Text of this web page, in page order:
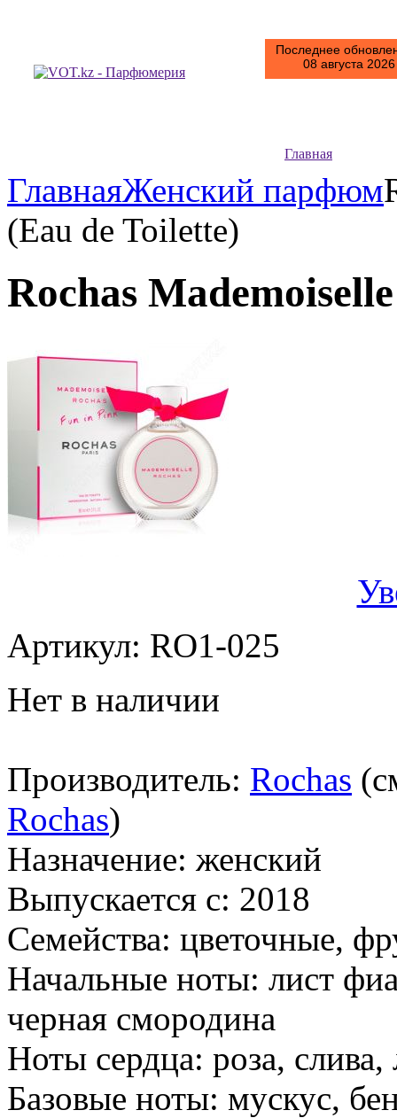
Последнее
08 августа
Главная
ГлавнаяЖенский парфюм
(Eau de Toilette)
Rochas
Артикул: RO1-025
Нет в наличии
Производитель: Rochas
Rochas)
Назначение: женский
Выпускается с: 2018
Семейства: цветочные,
Начальные ноты: лист
черная смородина
Ноты сердца: роза,
Базовые ноты: мускус,